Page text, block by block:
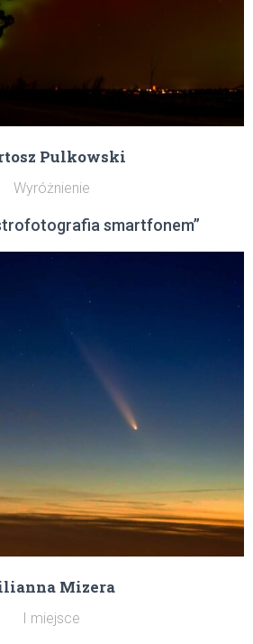
Pulkowski
Wyróżnienie
smartfonem”
Mizera
I miejsce